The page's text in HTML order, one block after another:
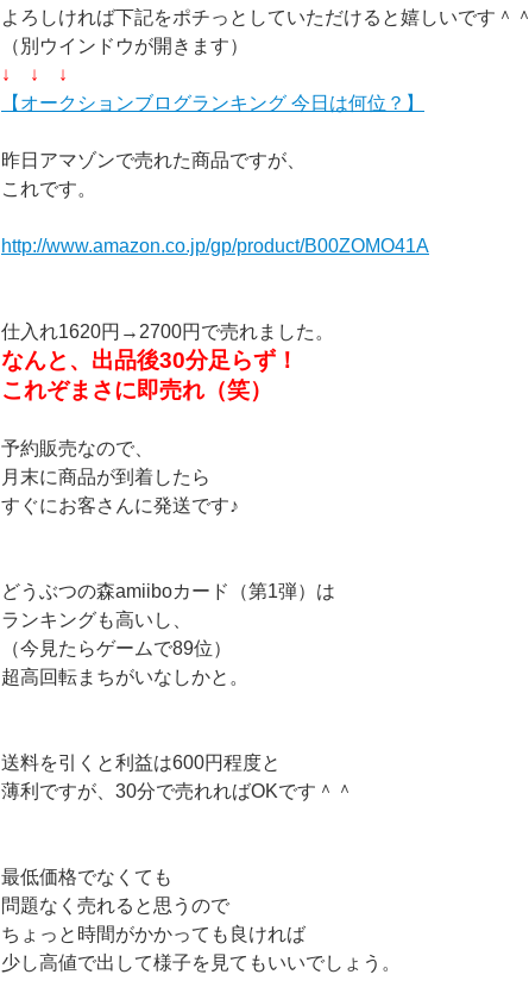
よろしければ下記をポチっとしていただけると嬉しいです＾＾
（別ウインドウが開きます）
↓ ↓ ↓
【オークションブログランキング 今日は何位？】
昨日アマゾンで売れた商品ですが、
これです。
http://www.amazon.co.jp/gp/product/B00ZOMO41A
仕入れ1620円→2700円で売れました。
なんと、出品後30分足らず！
これぞまさに即売れ（笑）
予約販売なので、
月末に商品が到着したら
すぐにお客さんに発送です♪
どうぶつの森amiiboカード（第1弾）は
ランキングも高いし、
（今見たらゲームで89位）
超高回転まちがいなしかと。
送料を引くと利益は600円程度と
薄利ですが、30分で売れればOKです＾＾
最低価格でなくても
問題なく売れると思うので
ちょっと時間がかかっても良ければ
少し高値で出して様子を見てもいいでしょう。